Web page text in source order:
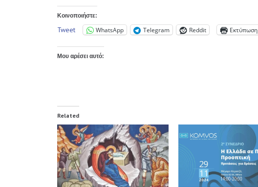
Κοινοποιήστε:
Tweet WhatsApp Telegram Reddit Εκτύπωση
Μου αρέσει αυτό:
Related